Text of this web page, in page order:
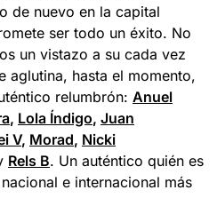
de nuevo en la capital
ser todo un éxito. No
un vistazo a su cada vez
aglutina, hasta el momento,
relumbrón: Anuel
, Lola Índigo, Juan
V, Morad, Nicki
Rels B. Un auténtico quién es
e internacional más